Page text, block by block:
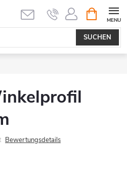
SUCHEN
Bewertungsdetails